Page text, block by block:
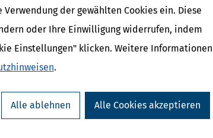
der gewählten Cookies ein. Diese
oder Ihre Einwilligung widerrufen, indem
Einstellungen" klicken. Weitere Informationen
.
Alle ablehnen Alle Cookies akzeptieren
maximale
Verwandte Begriffe